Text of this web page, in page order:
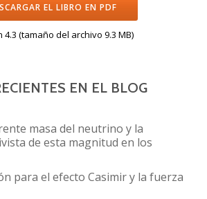
EL LIBRO EN PDF
4.3 (tamaño del archivo 9.3 MB)
EN EL BLOG
masa del neutrino y la
de esta magnitud en los
para el efecto Casimir y la fuerza